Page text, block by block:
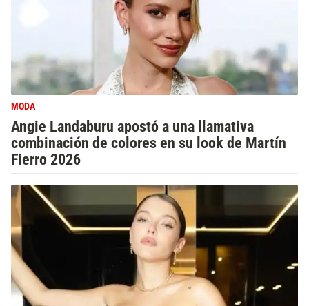
MODA
Angie Landaburu apostó a una llamativa
combinación de colores en su look de Martín
Fierro 2026